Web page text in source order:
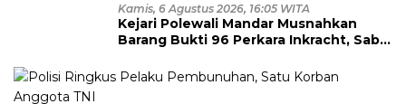
Kamis, 6 Agustus 2026, 16:05 WITA
Kejari Polewali Mandar Musnahkan
Barang Bukti 96 Perkara Inkracht, Sabu
Dimusnahkan